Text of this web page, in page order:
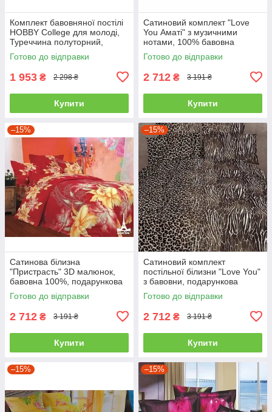
Комплект бавовняної постілі
HOBBY College для молоді,
Туреччина полуторний,
червоний
Готово до відправки
1 953 ₴ 2 298 ₴
Купити
Сатиновий комплект "Love
You Аматі" з музичними
нотами, 100% бавовна
полуторний
Готово до відправки
2 712 ₴ 3 191 ₴
Купити
–15%
Сатинова білизна
"Пристрасть" 3D малюнок,
бавовна 100%, подарункова
упаковка полуторний
Готово до відправки
2 712 ₴ 3 191 ₴
Купити
–15%
Сатиновий комплект
постільної білизни "Love You"
з бавовни, подарункова
упаковка полуторний
Готово до відправки
2 712 ₴ 3 191 ₴
Купити
–15% –15%